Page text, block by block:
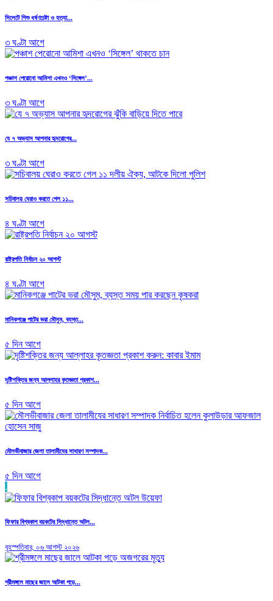
সিলেটে শিশু ধর্ষণচেষ্টা ও হত্যা...
৩ ঘণ্টা আগে
পঞ্চাশ পেরোনো আমিশা এখনও ‘সিঙ্গেল’...
৩ ঘণ্টা আগে
যে ৭ অভ্যাস আপনার হৃদরোগের...
৩ ঘণ্টা আগে
সচিবালয় ঘেরাও করতে গেল ১১...
৪ ঘণ্টা আগে
রাষ্ট্রপতি নির্বাচন ২০ আগস্ট
৪ ঘণ্টা আগে
মানিকগঞ্জে পাটের ভরা মৌসুম, ব্যস্ত...
৫ দিন আগে
দৃষ্টিশক্তির জন্য আল্লাহর কৃতজ্ঞতা প্রকাশ...
৫ দিন আগে
মৌলভীবাজার জেলা তালামীযের সাধারণ সম্পাদক...
৫ দিন আগে
.
ফিফার বিশ্বকাপ বয়কটের সিদ্ধান্তে অটল...
বৃহস্পতিবার, ০৬ আগস্ট ২০২৬
শ্রীমঙ্গলে মাছের জালে আটকা পড়ে...